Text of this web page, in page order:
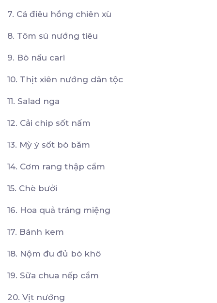
7. Cá điêu hồng chiên xù
8. Tôm sú nướng tiêu
9. Bò nấu cari
10. Thịt xiên nướng dân tộc
11. Salad nga
12. Cải chip sốt nấm
13. Mỳ ý sốt bò băm
14. Cơm rang thập cẩm
15. Chè bưởi
16. Hoa quả tráng miệng
17. Bánh kem
18. Nộm đu đủ bò khô
19. Sữa chua nếp cẩm
20. Vịt nướng